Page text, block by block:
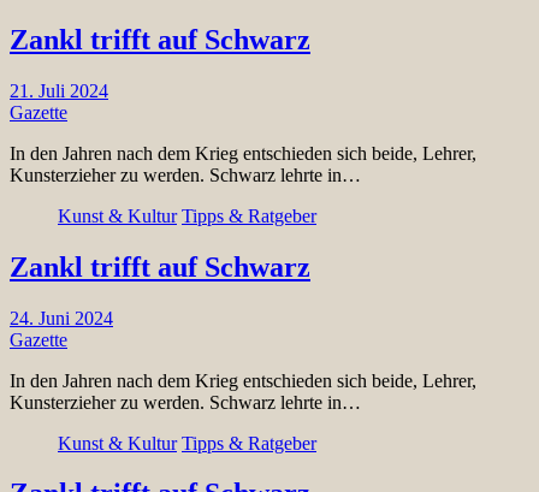
Zankl trifft auf Schwarz
21. Juli 2024
Gazette
In den Jahren nach dem Krieg entschieden sich beide, Lehrer,
Kunsterzieher zu werden. Schwarz lehrte in…
Kunst & Kultur Tipps & Ratgeber
Zankl trifft auf Schwarz
24. Juni 2024
Gazette
In den Jahren nach dem Krieg entschieden sich beide, Lehrer,
Kunsterzieher zu werden. Schwarz lehrte in…
Kunst & Kultur Tipps & Ratgeber